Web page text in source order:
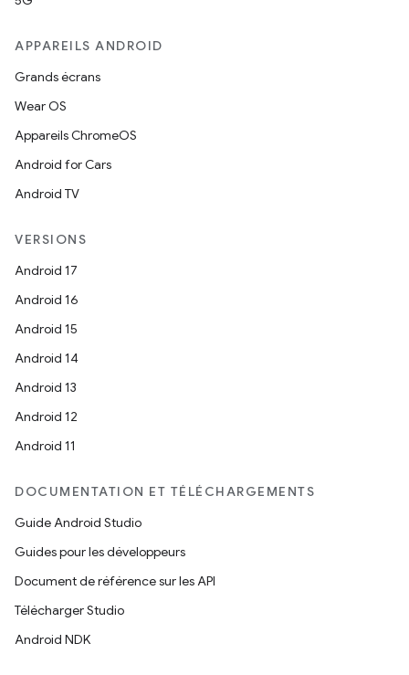
APPAREILS ANDROID
Grands écrans
Wear OS
Appareils ChromeOS
Android for Cars
Android TV
VERSIONS
Android 17
Android 16
Android 15
Android 14
Android 13
Android 12
Android 11
DOCUMENTATION ET TÉLÉCHARGEMENTS
Guide Android Studio
Guides pour les développeurs
Document de référence sur les API
Télécharger Studio
Android NDK